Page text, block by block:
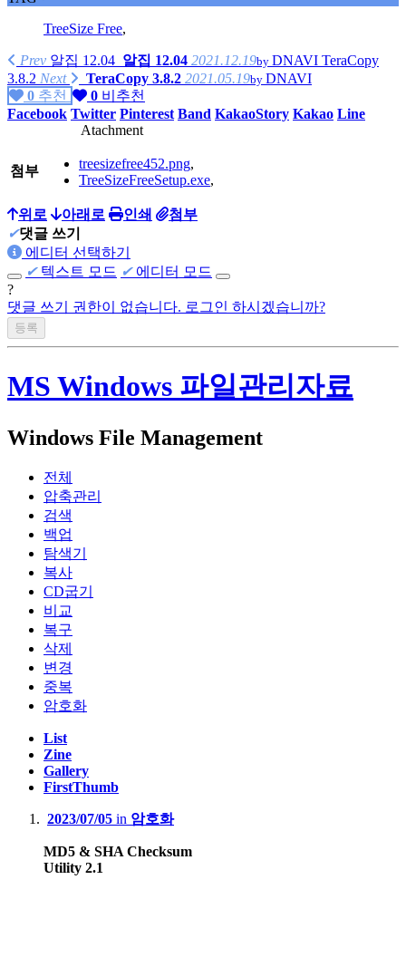
TreeSize Free,
Prev 알집 12.04 알집 12.04 2021.12.19by DNAVI TeraCopy
3.8.2 Next TeraCopy 3.8.2 2021.05.19by DNAVI
0 추천 0 비추천
Facebook Twitter Pinterest Band KakaoStory Kakao Line
Atachment
첨부 treesizefree452.png,
TreeSizeFreeSetup.exe,
위로 아래로 인쇄
첨부
✔댓글 쓰기
에디터 선택하기
✔ 텍스트 모드 ✔ 에디터 모드
?
댓글 쓰기 권한이 없습니다. 로그인 하시겠습니까?
MS Windows 파일관리자료
Windows File Management
전체
압축관리
검색
백업
탐색기
복사
CD굽기
비교
복구
삭제
변경
중복
암호화
List
Zine
Gallery
FirstThumb
2023/07/05 in 암호화
MD5 & SHA Checksum
Utility 2.1